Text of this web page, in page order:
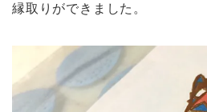
縁取りができました。